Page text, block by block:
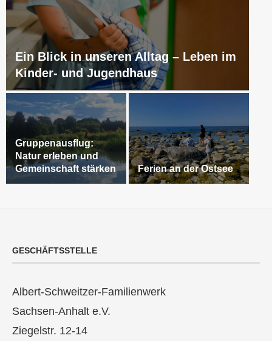
Ein Blick in unseren Alltag – Leben im
Kinder- und Jugendhaus
Gruppenausflug:
Natur erleben und
Gemeinschaft stärken
Ferien an der Ostsee
GESCHÄFTSSTELLE
Albert-Schweitzer-Familienwerk
Sachsen-Anhalt e.V.
Ziegelstr. 12-14